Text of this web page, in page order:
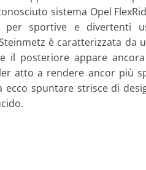
sistema Opel
per sportive e divertenti
è caratterizzata
il posteriore appare
atto a rendere ancor più
spuntare strisce di